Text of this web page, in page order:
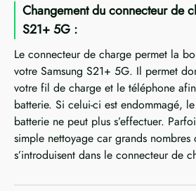
Changement du connecteur de
S21+ 5G :
Le connecteur de charge permet la
votre Samsung S21+ 5G. Il permet
votre fil de charge et le téléphone
batterie. Si celui-ci est endommagé,
batterie ne peut plus s’effectuer.
simple nettoyage car grands nombres
s’introduisent dans le connecteur de